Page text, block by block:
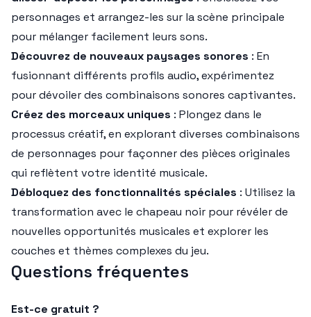
personnages et arrangez-les sur la scène principale
pour mélanger facilement leurs sons.
Découvrez de nouveaux paysages sonores : En
fusionnant différents profils audio, expérimentez
pour dévoiler des combinaisons sonores captivantes.
Créez des morceaux uniques : Plongez dans le
processus créatif, en explorant diverses combinaisons
de personnages pour façonner des pièces originales
qui reflètent votre identité musicale.
Débloquez des fonctionnalités spéciales : Utilisez la
transformation avec le chapeau noir pour révéler de
nouvelles opportunités musicales et explorer les
couches et thèmes complexes du jeu.
Questions fréquentes
Est-ce gratuit ?